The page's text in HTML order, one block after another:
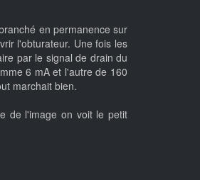
en permanence sur
l'obturateur. Une fois les
par le signal de drain du
6 mA et l'autre de 160
marchait bien.
de l'image on voit le petit